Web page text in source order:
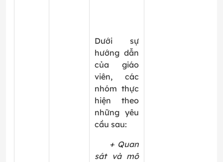
Dưới sự
hướng dẫn
của giáo
viên, các
nhóm thực
hiện theo
những yêu
cầu sau:
+ Quan
sát và mô